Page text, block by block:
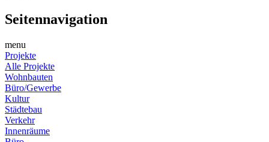
Seitennavigation
menu
Projekte
Alle Projekte
Wohnbauten
Büro/Gewerbe
Kultur
Städtebau
Verkehr
Innenräume